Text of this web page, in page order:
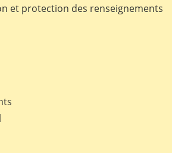
et protection des renseignements